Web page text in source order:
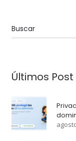
Últimos Post